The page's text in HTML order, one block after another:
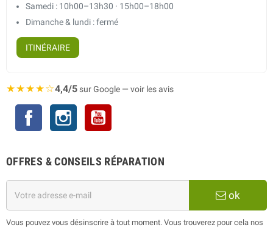
Samedi : 10h00–13h30 · 15h00–18h00
Dimanche & lundi : fermé
ITINÉRAIRE
★★★★☆4,4/5sur Google — voir les avis
Facebook Instagram
OFFRES & CONSEILS RÉPARATION
ok
Vous pouvez vous désinscrire à tout moment. Vous trouverez pour cela nos